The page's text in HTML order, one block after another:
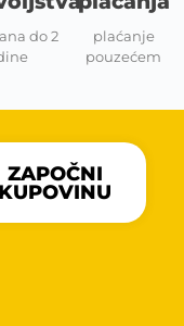
do 2
plaćanje
pouzećem
ZAPOČNI
KUPOVINU